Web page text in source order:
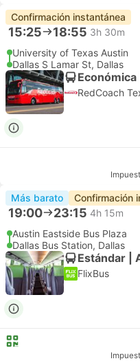
Confirmación instantánea
15:25 18:55 3h 30m
University of Texas Austin
Dallas S Lamar St, Dallas
RedCoach
Más barato Confirmación
19:00 23:15 4h 15m
Austin Eastside Bus Plaza
Dallas Bus Station, Dallas
Estándar |
FlixBus